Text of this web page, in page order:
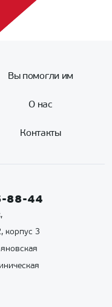
Вы помогли им
О нас
Контакты
88-44
корпус 3